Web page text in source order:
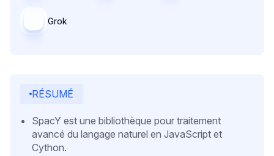
Grok
RÉSUMÉ
SpacY est une bibliothèque pour traitement
avancé du langage naturel en JavaScript et
Cython.